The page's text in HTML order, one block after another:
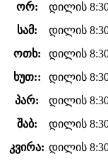
ორ:
დილის
სამ:
დილის
ოთხ:
დილის
ხუთ::
დილის
პარ:
დილის
შაბ:
დილის
კვირა: დილის